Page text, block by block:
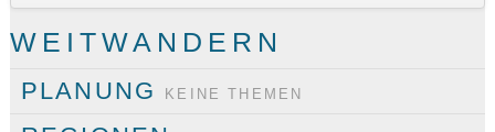
WEITWANDERN
PLANUNG KEINE THEMEN